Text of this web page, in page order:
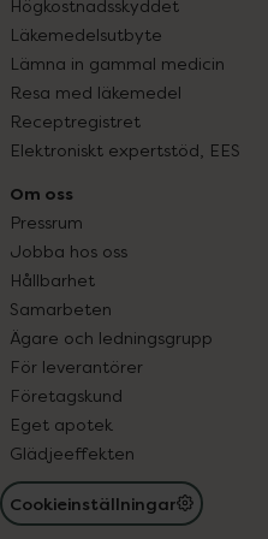
Högkostnadsskyddet
Läkemedelsutbyte
Lämna in gammal medicin
Resa med läkemedel
Receptregistret
Elektroniskt expertstöd, EES
Om oss
Pressrum
Jobba hos oss
Hållbarhet
Samarbeten
Ägare och ledningsgrupp
För leverantörer
Företagskund
Eget apotek
Glädjeeffekten
Cookieinställningar